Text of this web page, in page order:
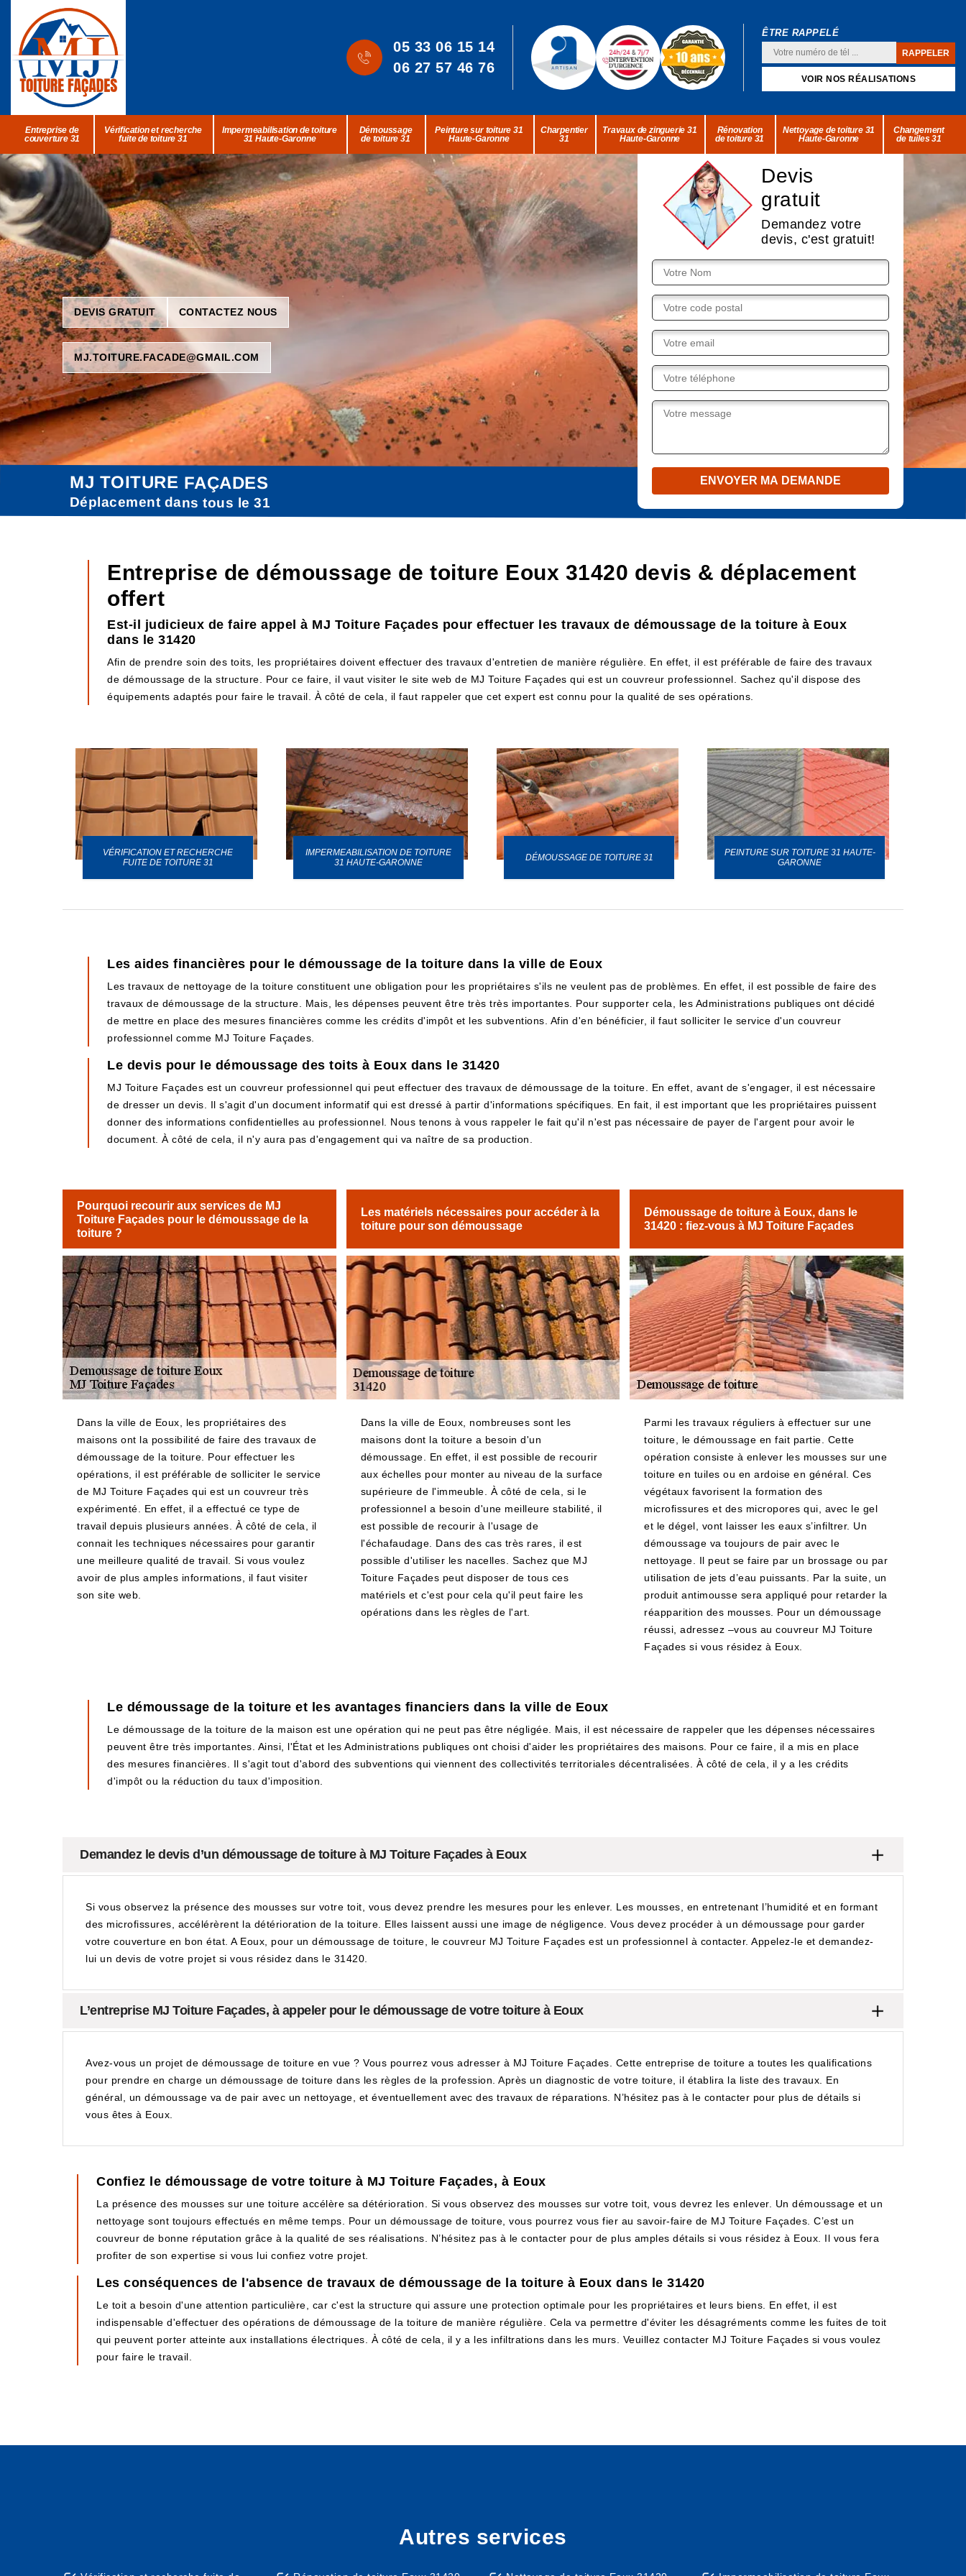
05 33 06 15 14
06 27 57 46 76
ÊTRE RAPPELÉ
VOIR NOS RÉALISATIONS
Entreprise de
couverture 31
Vérification et recherche
fuite de toiture 31
Impermeabilisation de toiture
31 Haute-Garonne
Démoussage
de toiture 31
Peinture sur toiture 31
Haute-Garonne
Charpentier
31
Travaux de zinguerie 31
Haute-Garonne
Rénovation
de toiture 31
Nettoyage de toiture 31
Haute-Garonne
Changement
de tuiles 31
DEVIS GRATUIT CONTACTEZ NOUS
MJ.TOITURE.FACADE@GMAIL.COM
Devis
gratuit
Demandez votre
devis, c'est gratuit!
MJ TOITURE FAÇADES
Déplacement dans tous le 31
Entreprise de démoussage de toiture Eoux 31420 devis & déplacement
offert
Est-il judicieux de faire appel à MJ Toiture Façades pour effectuer les travaux de démoussage de la toiture à Eoux
dans le 31420
Afin de prendre soin des toits, les propriétaires doivent effectuer des travaux d'entretien de manière régulière. En effet, il est préférable de faire des travaux
de démoussage de la structure. Pour ce faire, il vaut visiter le site web de MJ Toiture Façades qui est un couvreur professionnel. Sachez qu'il dispose des
équipements adaptés pour faire le travail. À côté de cela, il faut rappeler que cet expert est connu pour la qualité de ses opérations.
VÉRIFICATION ET RECHERCHE
FUITE DE TOITURE 31
IMPERMEABILISATION DE TOITURE
31 HAUTE-GARONNE
DÉMOUSSAGE DE TOITURE 31
PEINTURE SUR TOITURE 31 HAUTE-
GARONNE
Les aides financières pour le démoussage de la toiture dans la ville de Eoux
Les travaux de nettoyage de la toiture constituent une obligation pour les propriétaires s'ils ne veulent pas de problèmes. En effet, il est possible de faire des
travaux de démoussage de la structure. Mais, les dépenses peuvent être très très importantes. Pour supporter cela, les Administrations publiques ont décidé
de mettre en place des mesures financières comme les crédits d'impôt et les subventions. Afin d'en bénéficier, il faut solliciter le service d'un couvreur
professionnel comme MJ Toiture Façades.
Le devis pour le démoussage des toits à Eoux dans le 31420
MJ Toiture Façades est un couvreur professionnel qui peut effectuer des travaux de démoussage de la toiture. En effet, avant de s'engager, il est nécessaire
de dresser un devis. Il s'agit d'un document informatif qui est dressé à partir d'informations spécifiques. En fait, il est important que les propriétaires puissent
donner des informations confidentielles au professionnel. Nous tenons à vous rappeler le fait qu'il n'est pas nécessaire de payer de l'argent pour avoir le
document. À côté de cela, il n'y aura pas d'engagement qui va naître de sa production.
Pourquoi recourir aux services de MJ
Toiture Façades pour le démoussage de la
toiture ?
Dans la ville de Eoux, les propriétaires des
maisons ont la possibilité de faire des travaux de
démoussage de la toiture. Pour effectuer les
opérations, il est préférable de solliciter le service
de MJ Toiture Façades qui est un couvreur très
expérimenté. En effet, il a effectué ce type de
travail depuis plusieurs années. À côté de cela, il
connait les techniques nécessaires pour garantir
une meilleure qualité de travail. Si vous voulez
avoir de plus amples informations, il faut visiter
son site web.
Les matériels nécessaires pour accéder à la
toiture pour son démoussage
Dans la ville de Eoux, nombreuses sont les
maisons dont la toiture a besoin d'un
démoussage. En effet, il est possible de recourir
aux échelles pour monter au niveau de la surface
supérieure de l'immeuble. À côté de cela, si le
professionnel a besoin d'une meilleure stabilité, il
est possible de recourir à l'usage de
l'échafaudage. Dans des cas très rares, il est
possible d'utiliser les nacelles. Sachez que MJ
Toiture Façades peut disposer de tous ces
matériels et c'est pour cela qu'il peut faire les
opérations dans les règles de l'art.
Démoussage de toiture à Eoux, dans le
31420 : fiez-vous à MJ Toiture Façades
Parmi les travaux réguliers à effectuer sur une
toiture, le démoussage en fait partie. Cette
opération consiste à enlever les mousses sur une
toiture en tuiles ou en ardoise en général. Ces
végétaux favorisent la formation des
microfissures et des micropores qui, avec le gel
et le dégel, vont laisser les eaux s’infiltrer. Un
démoussage va toujours de pair avec le
nettoyage. Il peut se faire par un brossage ou par
utilisation de jets d’eau puissants. Par la suite, un
produit antimousse sera appliqué pour retarder la
réapparition des mousses. Pour un démoussage
réussi, adressez –vous au couvreur MJ Toiture
Façades si vous résidez à Eoux.
Le démoussage de la toiture et les avantages financiers dans la ville de Eoux
Le démoussage de la toiture de la maison est une opération qui ne peut pas être négligée. Mais, il est nécessaire de rappeler que les dépenses nécessaires
peuvent être très importantes. Ainsi, l'État et les Administrations publiques ont choisi d'aider les propriétaires des maisons. Pour ce faire, il a mis en place
des mesures financières. Il s'agit tout d'abord des subventions qui viennent des collectivités territoriales décentralisées. À côté de cela, il y a les crédits
d'impôt ou la réduction du taux d'imposition.
Demandez le devis d’un démoussage de toiture à MJ Toiture Façades à Eoux
Si vous observez la présence des mousses sur votre toit, vous devez prendre les mesures pour les enlever. Les mousses, en entretenant l’humidité et en formant
des microfissures, accélérèrent la détérioration de la toiture. Elles laissent aussi une image de négligence. Vous devez procéder à un démoussage pour garder
votre couverture en bon état. A Eoux, pour un démoussage de toiture, le couvreur MJ Toiture Façades est un professionnel à contacter. Appelez-le et demandez-
lui un devis de votre projet si vous résidez dans le 31420.
L’entreprise MJ Toiture Façades, à appeler pour le démoussage de votre toiture à Eoux
Avez-vous un projet de démoussage de toiture en vue ? Vous pourrez vous adresser à MJ Toiture Façades. Cette entreprise de toiture a toutes les qualifications
pour prendre en charge un démoussage de toiture dans les règles de la profession. Après un diagnostic de votre toiture, il établira la liste des travaux. En
général, un démoussage va de pair avec un nettoyage, et éventuellement avec des travaux de réparations. N’hésitez pas à le contacter pour plus de détails si
vous êtes à Eoux.
Confiez le démoussage de votre toiture à MJ Toiture Façades, à Eoux
La présence des mousses sur une toiture accélère sa détérioration. Si vous observez des mousses sur votre toit, vous devrez les enlever. Un démoussage et un
nettoyage sont toujours effectués en même temps. Pour un démoussage de toiture, vous pourrez vous fier au savoir-faire de MJ Toiture Façades. C’est un
couvreur de bonne réputation grâce à la qualité de ses réalisations. N’hésitez pas à le contacter pour de plus amples détails si vous résidez à Eoux. Il vous fera
profiter de son expertise si vous lui confiez votre projet.
Les conséquences de l'absence de travaux de démoussage de la toiture à Eoux dans le 31420
Le toit a besoin d'une attention particulière, car c'est la structure qui assure une protection optimale pour les propriétaires et leurs biens. En effet, il est
indispensable d'effectuer des opérations de démoussage de la toiture de manière régulière. Cela va permettre d'éviter les désagréments comme les fuites de toit
qui peuvent porter atteinte aux installations électriques. À côté de cela, il y a les infiltrations dans les murs. Veuillez contacter MJ Toiture Façades si vous voulez
pour faire le travail.
Autres services